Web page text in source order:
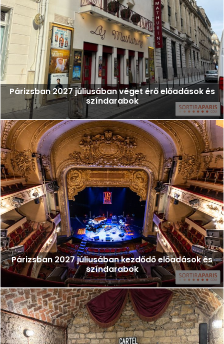
Párizsban 2027 júliusában véget érő előadások és
színdarabok
Párizsban 2027 júliusában kezdődő előadások és
színdarabok